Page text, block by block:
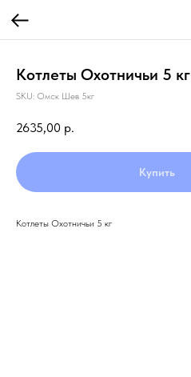
Котлеты Охотничьи 5 кг
SKU: Омск Шев 5кг
2635,00 р.
Купить
Котлеты Охотничьи 5 кг